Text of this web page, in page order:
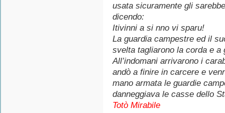
usata sicuramente gli
dicendo:
Itivinni a si nno vi sparu!
La guardia campestre ed il
svelta tagliarono la corda e a
All’indomani arrivarono i
andò a finire in carcere e
mano armata le guardie
danneggiava le casse dello
Totò Mirabile